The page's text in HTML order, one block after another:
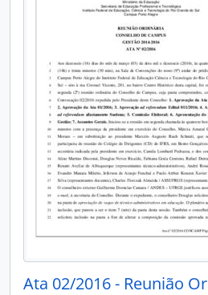
Ata 02/2016 - Reunião